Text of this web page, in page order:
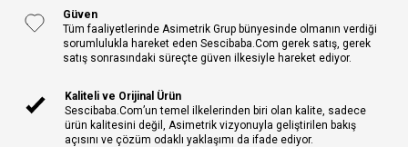
Güven
Tüm faaliyetlerinde Asimetrik Grup bünyesinde olmanın verdiği
sorumlulukla hareket eden Sescibaba.Com gerek satış, gerek
satış sonrasındaki süreçte güven ilkesiyle hareket ediyor.
Kaliteli ve Orijinal Ürün
Sescibaba.Com’un temel ilkelerinden biri olan kalite, sadece
ürün kalitesini değil, Asimetrik vizyonuyla geliştirilen bakış
açısını ve çözüm odaklı yaklaşımı da ifade ediyor.